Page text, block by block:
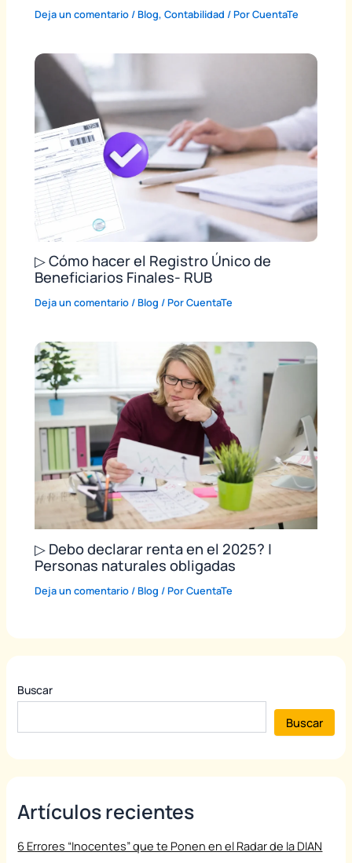
Deja un comentario/Blog,Contabilidad / PorCuentaTe
▷ Cómo hacer el Registro Único de
Beneficiarios Finales- RUB
Deja un comentario/Blog / PorCuentaTe
▷ Debo declarar renta en el 2025? |
Personas naturales obligadas
Deja un comentario/Blog / PorCuentaTe
Buscar
Buscar
Artículos recientes
6 Errores “Inocentes” que te Ponen en el Radar de la DIAN